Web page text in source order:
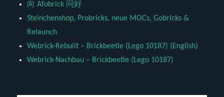
向 Afobrick 问好
Steinchenshop, Probricks, neue MOCs, Gobricks &
Relaunch
Webrick-Rebuilt – Brickbeetle (Lego 10187) (English)
Webrick-Nachbau – Brickbeetle (Lego 10187)